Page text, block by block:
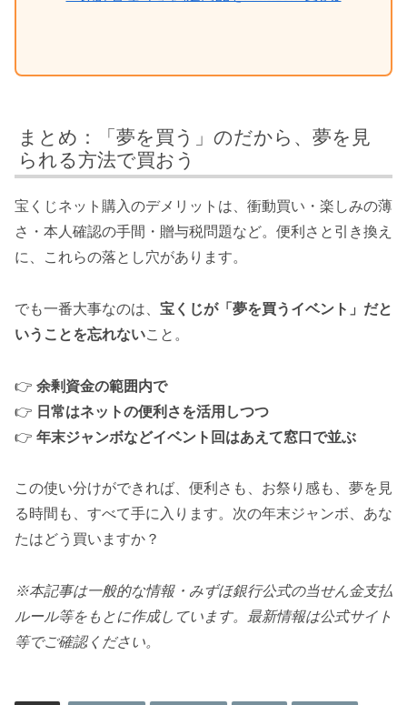
まとめ：「夢を買う」のだから、夢を見
られる方法で買おう
宝くじネット購入のデメリットは、衝動買い・楽しみの薄
さ・本人確認の手間・贈与税問題など。便利さと引き換え
に、これらの落とし穴があります。
でも一番大事なのは、 宝くじが「夢を買うイベント」だと
いうことを忘れないこと。
👉 余剰資金の範囲内で
👉 日常はネットの便利さを活用しつつ
👉 年末ジャンボなどイベント回はあえて窓口で並ぶ
この使い分けができれば、便利さも、お祭り感も、夢を見
る時間も、すべて手に入ります。次の年末ジャンボ、あな
たはどう買いますか？
※本記事は一般的な情報・みずほ銀行公式の当せん金支払
ルール等をもとに作成しています。最新情報は公式サイト
等でご確認ください。